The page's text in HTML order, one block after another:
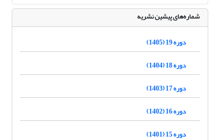
شماره‌های پیشین نشریه
دوره 19 (1405)
دوره 18 (1404)
دوره 17 (1403)
دوره 16 (1402)
دوره 15 (1401)